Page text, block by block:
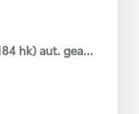
hk) aut. gear C-HIC